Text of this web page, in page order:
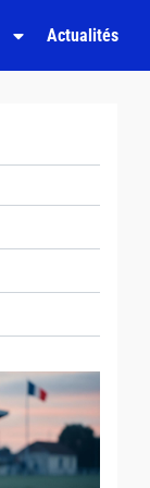
Actualités